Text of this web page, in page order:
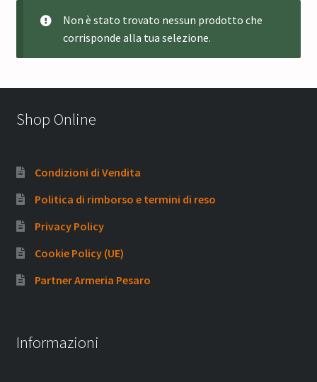
Non è stato trovato nessun prodotto che
corrisponde alla tua selezione.
Shop Online
Condizioni di Vendita
Politica di rimborso e termini di reso
Privacy Policy
Cookie Policy (UE)
Partner Armeria Pesaro
Informazioni